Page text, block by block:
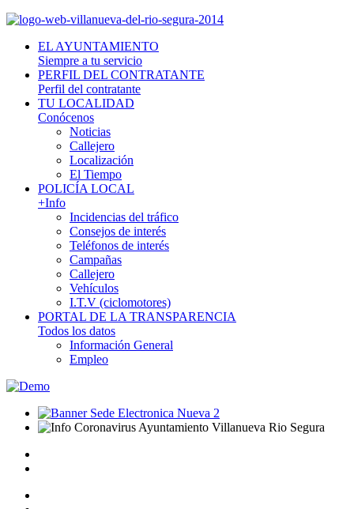
EL AYUNTAMIENTO
Siempre a tu servicio
PERFIL DEL CONTRATANTE
Perfil del contratante
TU LOCALIDAD
Conócenos
Noticias
Callejero
Localización
El Tiempo
POLICÍA LOCAL
+Info
Incidencias del tráfico
Consejos de interés
Teléfonos de interés
Campañas
Callejero
Vehículos
I.T.V (ciclomotores)
PORTAL DE LA TRANSPARENCIA
Todos los datos
Información General
Empleo